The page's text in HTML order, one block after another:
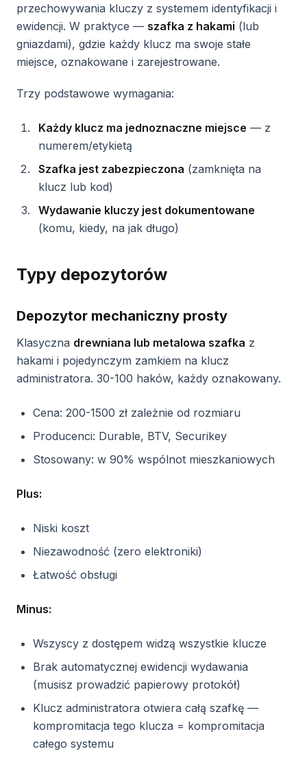
przechowywania kluczy z systemem identyfikacji i
ewidencji. W praktyce — szafka z hakami (lub
gniazdami), gdzie każdy klucz ma swoje stałe
miejsce, oznakowane i zarejestrowane.
Trzy podstawowe wymagania:
Każdy klucz ma jednoznaczne miejsce — z
numerem/etykietą
Szafka jest zabezpieczona (zamknięta na
klucz lub kod)
Wydawanie kluczy jest dokumentowane
(komu, kiedy, na jak długo)
Typy depozytorów
Depozytor mechaniczny prosty
Klasyczna drewniana lub metalowa szafka z
hakami i pojedynczym zamkiem na klucz
administratora. 30-100 haków, każdy oznakowany.
Cena: 200-1500 zł zależnie od rozmiaru
Producenci: Durable, BTV, Securikey
Stosowany: w 90% wspólnot mieszkaniowych
Plus:
Niski koszt
Niezawodność (zero elektroniki)
Łatwość obsługi
Minus:
Wszyscy z dostępem widzą wszystkie klucze
Brak automatycznej ewidencji wydawania
(musisz prowadzić papierowy protokół)
Klucz administratora otwiera całą szafkę —
kompromitacja tego klucza = kompromitacja
całego systemu